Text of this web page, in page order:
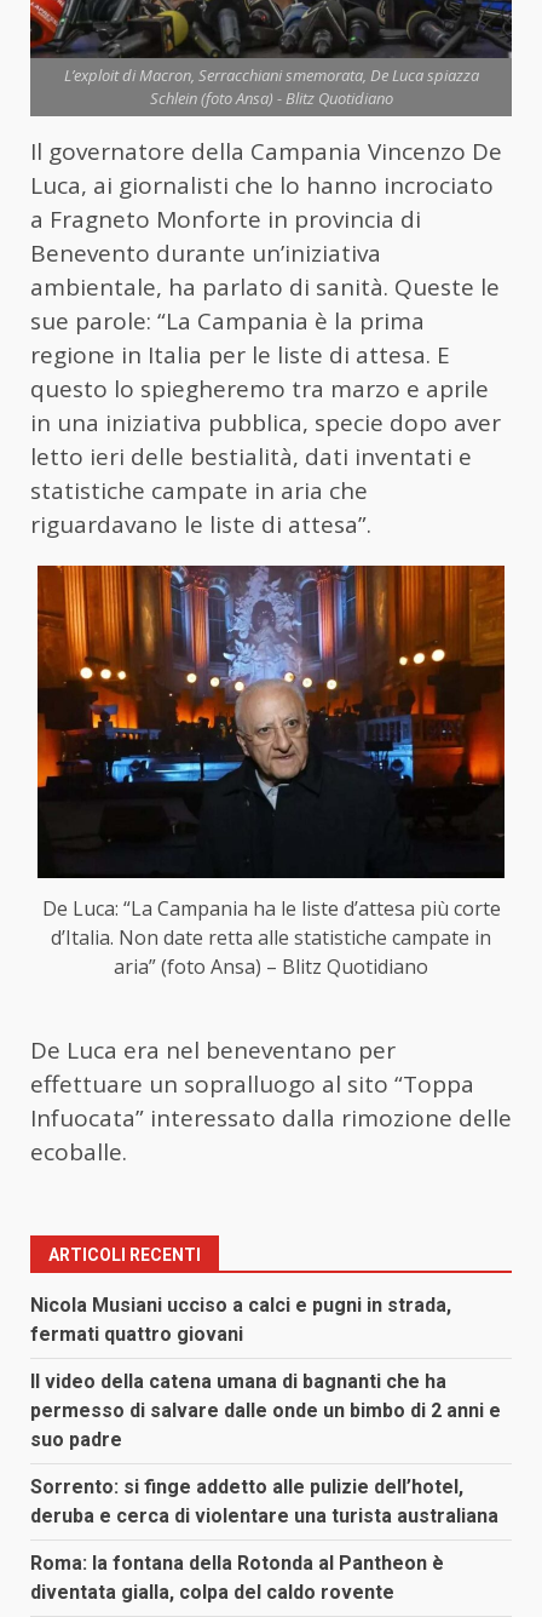
L’exploit di Macron, Serracchiani smemorata, De Luca spiazza
Schlein (foto Ansa) - Blitz Quotidiano
Il governatore della Campania Vincenzo De
Luca, ai giornalisti che lo hanno incrociato
a Fragneto Monforte in provincia di
Benevento durante un’iniziativa
ambientale, ha parlato di sanità. Queste le
sue parole: “La Campania è la prima
regione in Italia per le liste di attesa. E
questo lo spiegheremo tra marzo e aprile
in una iniziativa pubblica, specie dopo aver
letto ieri delle bestialità, dati inventati e
statistiche campate in aria che
riguardavano le liste di attesa”.
De Luca: “La Campania ha le liste d’attesa più corte
d’Italia. Non date retta alle statistiche campate in
aria” (foto Ansa) – Blitz Quotidiano
De Luca era nel beneventano per
effettuare un sopralluogo al sito “Toppa
Infuocata” interessato dalla rimozione delle
ecoballe.
ARTICOLI RECENTI
Nicola Musiani ucciso a calci e pugni in strada,
fermati quattro giovani
Il video della catena umana di bagnanti che ha
permesso di salvare dalle onde un bimbo di 2 anni e
suo padre
Sorrento: si finge addetto alle pulizie dell’hotel,
deruba e cerca di violentare una turista australiana
Roma: la fontana della Rotonda al Pantheon è
diventata gialla, colpa del caldo rovente